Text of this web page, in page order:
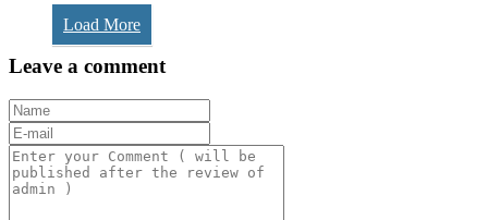
Load More
Leave a comment